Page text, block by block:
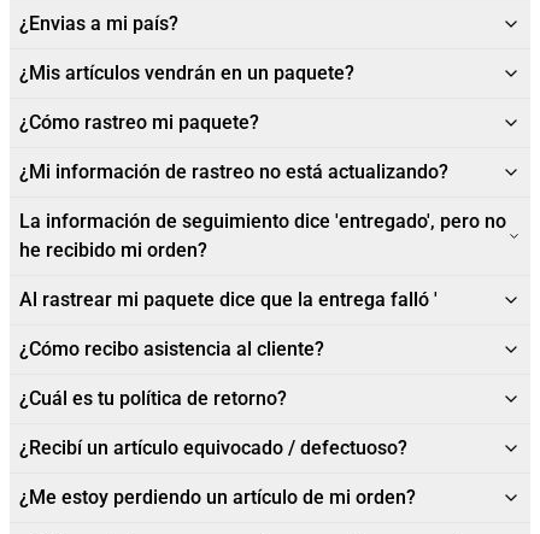
¿Envias a mi país?
¿Mis artículos vendrán en un paquete?
¿Cómo rastreo mi paquete?
¿Mi información de rastreo no está actualizando?
La información de seguimiento dice 'entregado', pero no
he recibido mi orden?
Al rastrear mi paquete dice que la entrega falló '
¿Cómo recibo asistencia al cliente?
¿Cuál es tu política de retorno?
¿Recibí un artículo equivocado / defectuoso?
¿Me estoy perdiendo un artículo de mi orden?